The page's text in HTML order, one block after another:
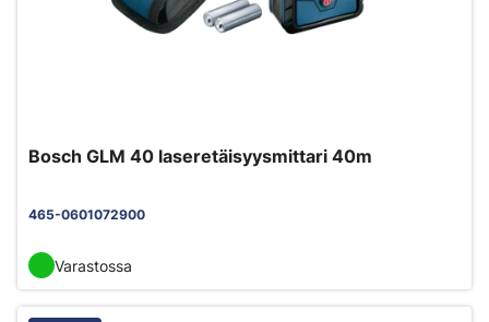
Bosch GLM 40 laseretäisyysmittari 40m
465-0601072900
Varastossa